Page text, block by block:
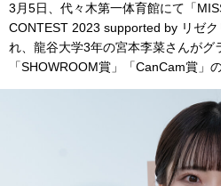
3月5日、代々木第一体育館にて「
CONTEST 2023 supported by リゼ
れ、龍谷大学3年の宮本李菜さんがグ
「SHOWROOM賞」「CanCam賞」